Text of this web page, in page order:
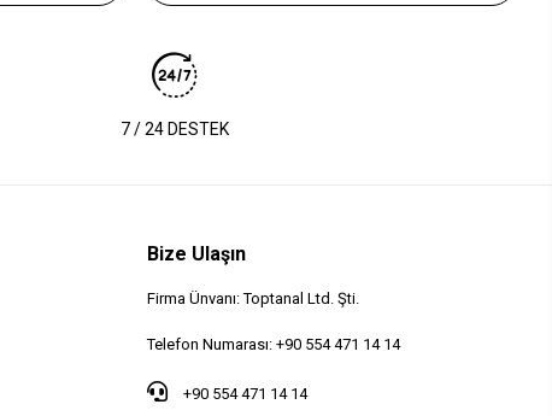
Şarjlı Göstergeli & Tarak Ayar
7 / 24 DESTEK
Bize Ulaşın
Firma Ünvanı: Toptanal Ltd. Şti.
Telefon Numarası: +90 554 471 14 14
+90 554 471 14 14